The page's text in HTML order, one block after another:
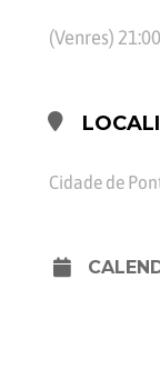
(Venres) 21:00
Cidade de